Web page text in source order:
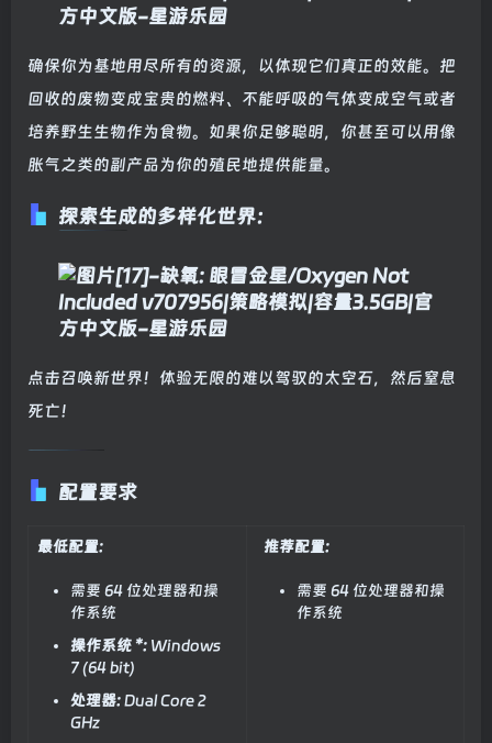
确保你为基地用尽所有的资源，以体现它们真正的效能。把
回收的废物变成宝贵的燃料、不能呼吸的气体变成空气或者
培养野生生物作为食物。如果你足够聪明，你甚至可以用像
胀气之类的副产品为你的殖民地提供能量。
探索生成的多样化世界：
点击召唤新世界！体验无限的难以驾驭的太空石，然后窒息
死亡！
配置要求
最低配置:
需要 64 位处理器和操
作系统
操作系统 *: Windows
7 (64 bit)
处理器:Dual Core 2
GHz
推荐配置:
需要 64 位处理器和操
作系统